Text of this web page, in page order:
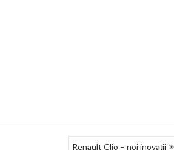
Renault Clio – noi inovații